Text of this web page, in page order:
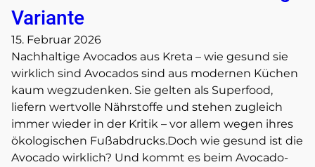
Variante
15. Februar 2026
Nachhaltige Avocados aus Kreta – wie gesund sie
wirklich sind Avocados sind aus modernen Küchen
kaum wegzudenken. Sie gelten als Superfood,
liefern wertvolle Nährstoffe und stehen zugleich
immer wieder in der Kritik – vor allem wegen ihres
ökologischen Fußabdrucks.Doch wie gesund ist die
Avocado wirklich? Und kommt es beim Avocado-